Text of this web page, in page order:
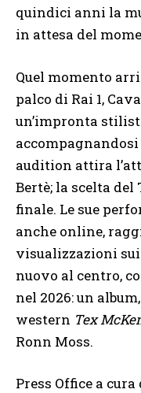
quindici anni la
in attesa del
Quel momento
palco di Rai 1,
un’impronta
audition attira
Bertè; la scelta del
finale. Le sue
anche online,
visualizzazioni sui
nuovo al centro,
nel 2026: un
western Tex
Ronn Moss.
Press Office a cura